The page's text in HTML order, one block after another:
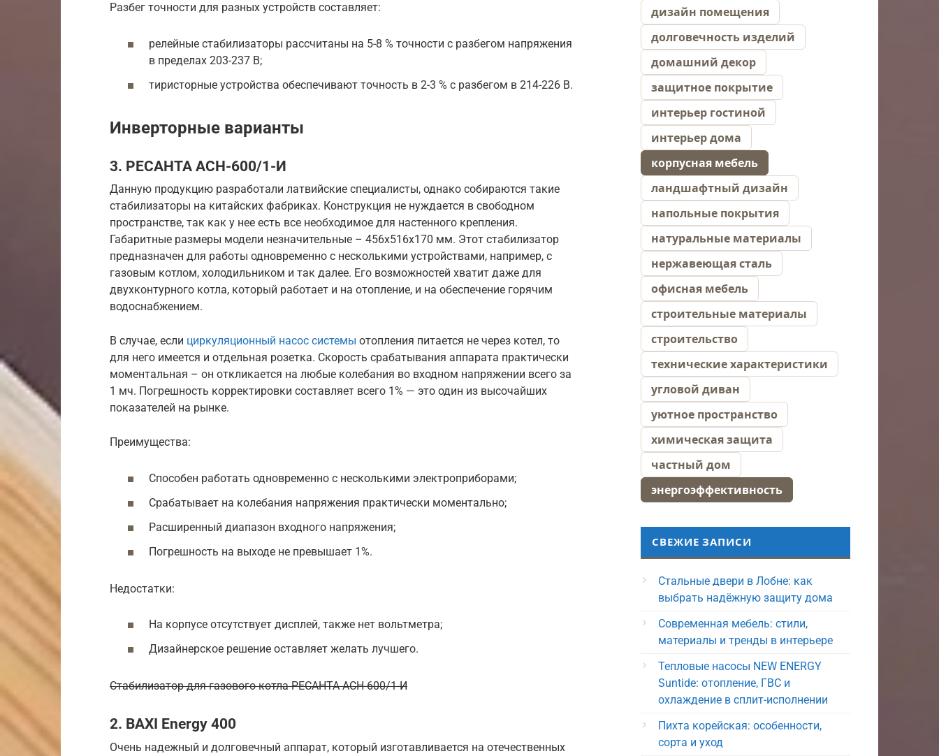
Разбег точности для разных устройств составляет:
релейные стабилизаторы рассчитаны на 5-8 % точности с разбегом напряжения
в пределах 203-237 В;
тиристорные устройства обеспечивают точность в 2-3 % с разбегом в 214-226 В.
Инверторные варианты
3. РЕСАНТА ACH-600/1-И
Данную продукцию разработали латвийские специалисты, однако собираются такие
стабилизаторы на китайских фабриках. Конструкция не нуждается в свободном
пространстве, так как у нее есть все необходимое для настенного крепления.
Габаритные размеры модели незначительные – 456х516х170 мм. Этот стабилизатор
предназначен для работы одновременно с несколькими устройствами, например, с
газовым котлом, холодильником и так далее. Его возможностей хватит даже для
двухконтурного котла, который работает и на отопление, и на обеспечение горячим
водоснабжением.
В случае, если циркуляционный насос системы отопления питается не через котел, то
для него имеется и отдельная розетка. Скорость срабатывания аппарата практически
моментальная – он откликается на любые колебания во входном напряжении всего за
1 мч. Погрешность корректировки составляет всего 1% — это один из высочайших
показателей на рынке.
Преимущества:
Способен работать одновременно с несколькими электроприборами;
Срабатывает на колебания напряжения практически моментально;
Расширенный диапазон входного напряжения;
Погрешность на выходе не превышает 1%.
Недостатки:
На корпусе отсутствует дисплей, также нет вольтметра;
Дизайнерское решение оставляет желать лучшего.
Стабилизатор для газового котла РЕСАНТА ACH-600/1-И
2. BAXI Energy 400
Очень надежный и долговечный аппарат, который изготавливается на отечественных
дизайн помещения
долговечность изделий
домашний декор
защитное покрытие
интерьер гостиной
интерьер дома
корпусная мебель
ландшафтный дизайн
напольные покрытия
натуральные материалы
нержавеющая сталь
офисная мебель
строительные материалы
строительство
технические характеристики
угловой диван
уютное пространство
химическая защита
частный дом
энергоэффективность
СВЕЖИЕ ЗАПИСИ
Стальные двери в Лобне: как
выбрать надёжную защиту дома
Современная мебель: стили,
материалы и тренды в интерьере
Тепловые насосы NEW ENERGY
Suntide: отопление, ГВС и
охлаждение в сплит-исполнении
Пихта корейская: особенности,
сорта и уход